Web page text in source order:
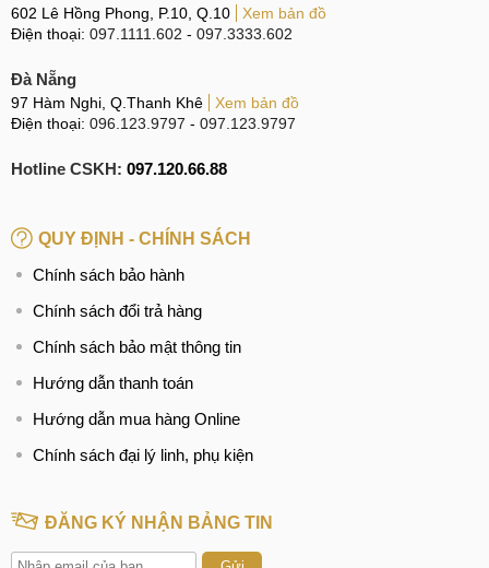
602 Lê Hồng Phong, P.10, Q.10
Xem bản đồ
Điện thoại: 097.1111.602 - 097.3333.602
Đà Nẵng
97 Hàm Nghi, Q.Thanh Khê
Xem bản đồ
Điện thoại: 096.123.9797 - 097.123.9797
Hotline CSKH: 097.120.66.88
QUY ĐỊNH - CHÍNH SÁCH
Chính sách bảo hành
Chính sách đổi trả hàng
Chính sách bảo mật thông tin
Hướng dẫn thanh toán
Hướng dẫn mua hàng Online
Chính sách đại lý linh, phụ kiện
ĐĂNG KÝ NHẬN BẢNG TIN